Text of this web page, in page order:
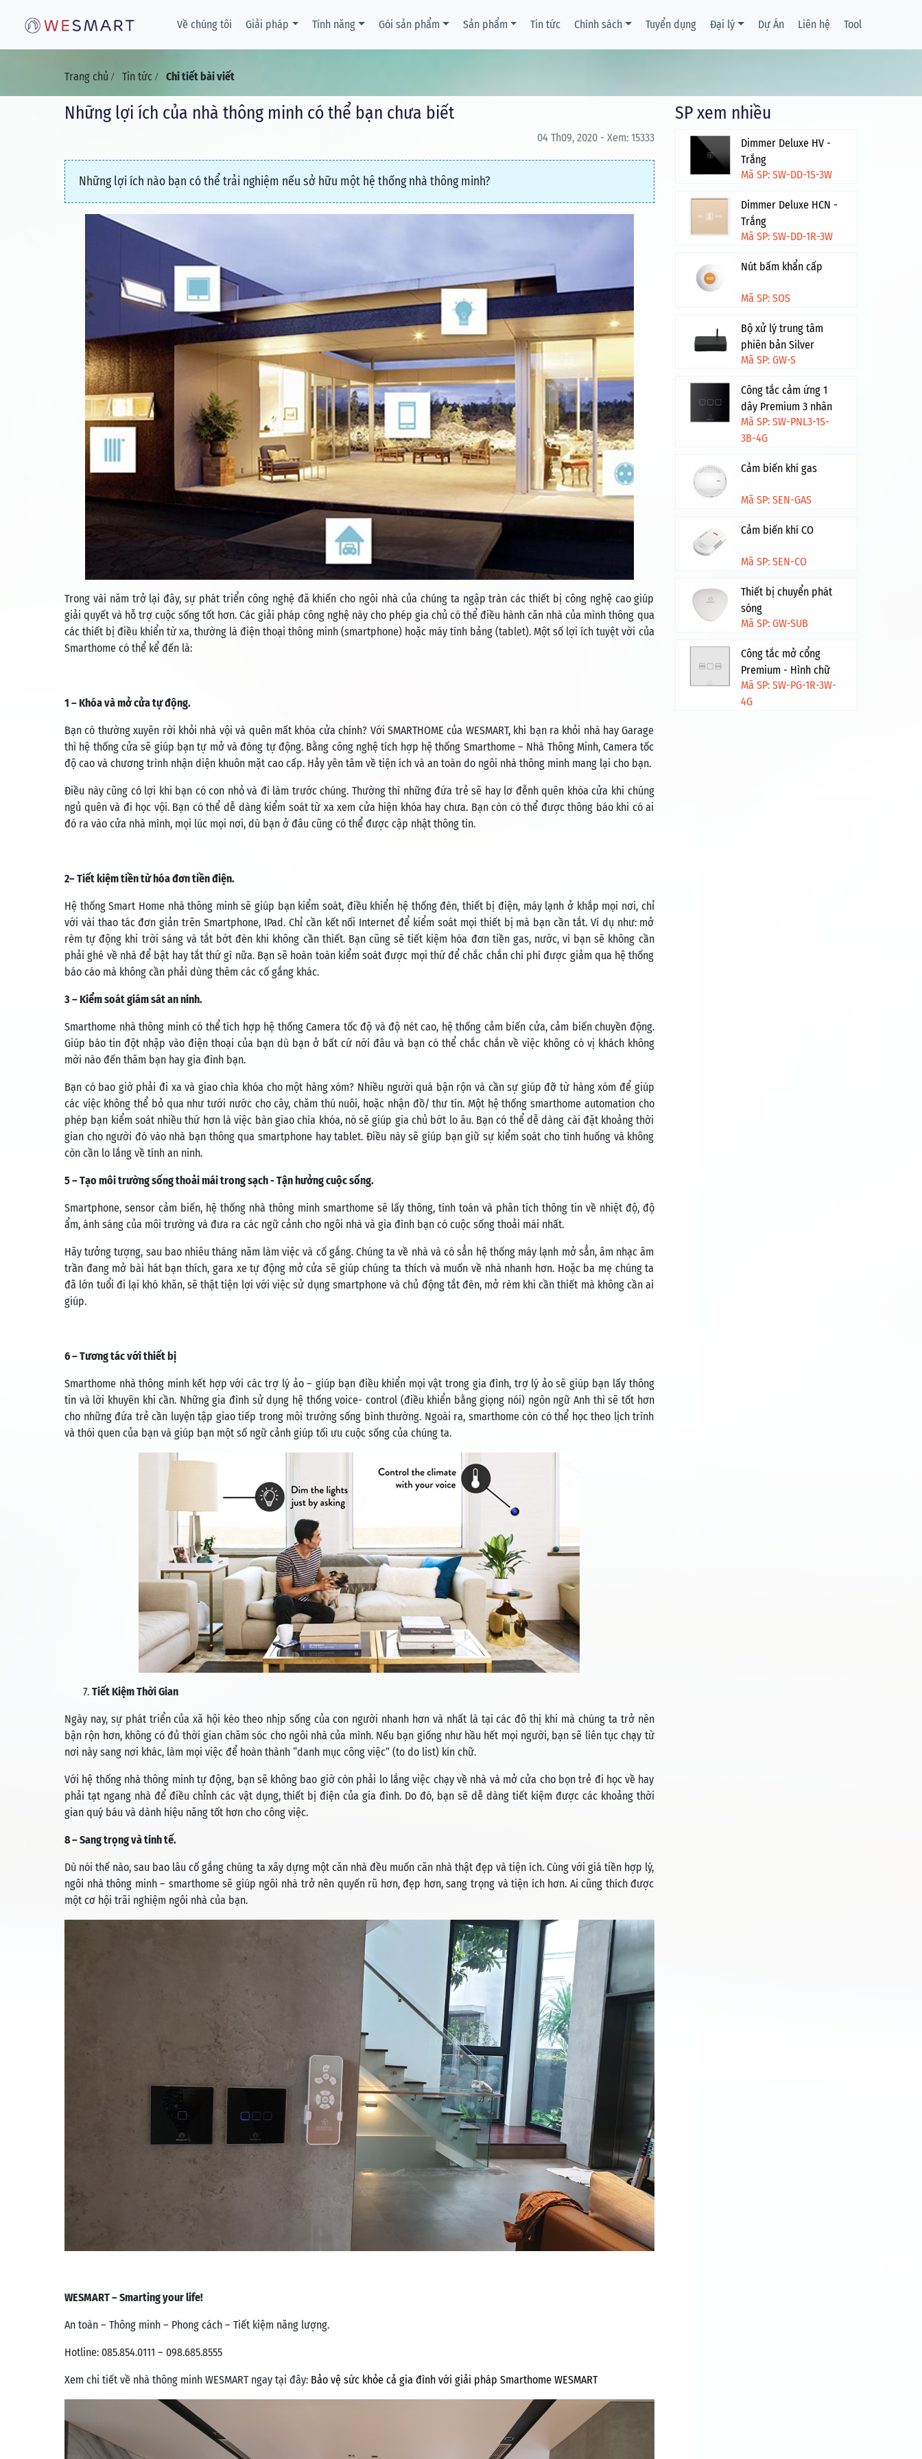
Về chúng tôi Giải pháp Tính năng Gói sản phẩm Sản phẩm Tin tức Chính sách Tuyển dụng Đại lý Dự Án Liên hệ Tool
Trang chủ / Tin tức / Chi tiết bài viết
Những lợi ích của nhà thông minh có thể bạn chưa biết
04 Th09, 2020 - Xem: 15333
Những lợi ích nào bạn có thể trải nghiệm nếu sở hữu một hệ thống nhà thông minh?
Trong vài năm trở lại đây, sự phát triển công nghệ đã khiến cho ngôi nhà của chúng ta ngập tràn các thiết bị công nghệ cao giúp
giải quyết và hỗ trợ cuộc sống tốt hơn. Các giải pháp công nghệ này cho phép gia chủ có thể điều hành căn nhà của mình thông qua
các thiết bị điều khiển từ xa, thường là điện thoại thông minh (smartphone) hoặc máy tính bảng (tablet). Một số lợi ích tuyệt vời của
Smarthome có thể kể đến là:
1 – Khóa và mở cửa tự động.
Bạn có thường xuyên rời khỏi nhà vội và quên mất khóa cửa chính? Với SMARTHOME của WESMART, khi bạn ra khỏi nhà hay Garage
thì hệ thống cửa sẽ giúp bạn tự mở và đóng tự động. Bằng công nghệ tích hợp hệ thống Smarthome – Nhà Thông Minh, Camera tốc
độ cao và chương trình nhận diện khuôn mặt cao cấp. Hảy yên tâm về tiện ích và an toàn do ngôi nhà thông minh mang lại cho bạn.
Điều này cũng có lợi khi bạn có con nhỏ và đi làm trước chúng. Thường thì những đứa trẻ sẽ hay lơ đễnh quên khóa cửa khi chúng
ngủ quên và đi học vội. Bạn có thể dễ dàng kiểm soát từ xa xem cửa hiện khóa hay chưa. Bạn còn có thể được thông báo khi có ai
đó ra vào cửa nhà mình, mọi lúc mọi nơi, dù bạn ở đâu cũng có thể được cập nhật thông tin.
2– Tiết kiệm tiền từ hóa đơn tiền điện.
Hệ thống Smart Home nhà thông minh sẽ giúp bạn kiểm soát, điều khiển hệ thống đèn, thiết bị điện, máy lạnh ở khắp mọi nơi, chỉ
với vài thao tác đơn giản trên Smartphone, IPad. Chỉ cần kết nối Internet để kiểm soát mọi thiết bị mà bạn cần tắt. Ví dụ như: mở
rèm tự động khi trời sáng và tắt bớt đèn khi không cần thiết. Bạn cũng sẽ tiết kiệm hóa đơn tiền gas, nước, vì bạn sẽ không cần
phải ghé về nhà để bật hay tắt thứ gì nữa. Bạn sẽ hoàn toàn kiểm soát được mọi thứ để chắc chắn chi phí được giảm qua hệ thống
báo cáo mà không cần phải dùng thêm các cố gắng khác.
3 – Kiểm soát giám sát an ninh.
Smarthome nhà thông minh có thể tích hợp hệ thống Camera tốc độ và độ nét cao, hệ thống cảm biến cửa, cảm biến chuyền động.
Giúp báo tin đột nhập vào điện thoại của bạn dù bạn ở bất cứ nới đâu và bạn có thể chắc chắn về việc không có vị khách không
mời nào đến thăm bạn hay gia đình bạn.
Bạn có bao giờ phải đi xa và giao chìa khóa cho một hàng xóm? Nhiều người quá bận rộn và cần sự giúp đỡ từ hàng xóm để giúp
các việc không thể bỏ qua như tưới nước cho cây, chăm thú nuôi, hoặc nhận đồ/ thư tín. Một hệ thống smarthome automation cho
phép bạn kiểm soát nhiều thứ hơn là việc bàn giao chìa khóa, nó sẽ giúp gia chủ bớt lo âu. Bạn có thể dễ dàng cài đặt khoảng thời
gian cho người đó vào nhà bạn thông qua smartphone hay tablet. Điều này sẽ giúp bạn giữ sự kiểm soát cho tình huống và không
còn cần lo lắng về tính an ninh.
5 – Tạo môi trường sống thoải mái trong sạch - Tận hưởng cuộc sống.
Smartphone, sensor cảm biến, hệ thống nhà thông minh smarthome sẽ lấy thông, tính toán và phân tích thông tin về nhiệt độ, độ
ẩm, ánh sáng của môi trường và đưa ra các ngữ cảnh cho ngôi nhà và gia đình bạn có cuộc sống thoải mái nhất.
Hãy tưởng tượng, sau bao nhiêu tháng năm làm việc và cố gắng. Chúng ta về nhà và có sẳn hệ thống máy lạnh mở sẳn, âm nhạc âm
trần đang mở bài hát bạn thích, gara xe tự động mở cửa sẽ giúp chúng ta thích và muốn về nhà nhanh hơn. Hoặc ba mẹ chúng ta
đã lớn tuổi đi lại khó khăn, sẽ thật tiện lợi với việc sử dụng smartphone và chủ động tắt đèn, mở rèm khi cần thiết mà không cần ai
giúp.
6 – Tương tác với thiết bị
Smarthome nhà thông minh kết hợp với các trợ lý ảo – giúp bạn điều khiển mọi vật trong gia đình, trợ lý ảo sẽ giúp bạn lấy thông
tin và lời khuyên khi cần. Những gia đình sử dụng hệ thống voice- control (điều khiển bằng giọng nói) ngôn ngữ Anh thì sẽ tốt hơn
cho những đứa trẻ cần luyện tập giao tiếp trong môi trường sống bình thường. Ngoài ra, smarthome còn có thể học theo lịch trình
và thói quen của bạn và giúp bạn một số ngữ cảnh giúp tối ưu cuộc sống của chúng ta.
Tiết Kiệm Thời Gian
Ngày nay, sự phát triển của xã hội kéo theo nhịp sống của con người nhanh hơn và nhất là tại các đô thị khi mà chúng ta trở nên
bận rộn hơn, không có đủ thời gian chăm sóc cho ngôi nhà của mình. Nếu bạn giống như hầu hết mọi người, bạn sẽ liên tục chạy từ
nơi này sang nơi khác, làm mọi việc để hoàn thành “danh mục công việc” (to do list) kín chữ.
Với hệ thống nhà thông minh tự động, bạn sẽ không bao giờ còn phải lo lắng việc chạy về nhà và mở cửa cho bọn trẻ đi học về hay
phải tạt ngang nhà để điều chỉnh các vật dụng, thiết bị điện của gia đình. Do đó, bạn sẽ dễ dàng tiết kiệm được các khoảng thời
gian quý báu và dành hiệu năng tốt hơn cho công việc.
8 – Sang trọng và tinh tế.
Dù nói thế nào, sau bao lâu cố gắng chúng ta xây dựng một căn nhà đều muốn căn nhà thật đẹp và tiện ích. Cùng với giá tiền hợp lý,
ngôi nhà thông minh – smarthome sẽ giúp ngôi nhà trở nên quyến rũ hơn, đẹp hơn, sang trọng và tiện ích hơn. Ai cũng thích được
một cơ hội trãi nghiệm ngôi nhà của bạn.
WESMART – Smarting your life!
An toàn – Thông minh – Phong cách – Tiết kiệm năng lượng.
Hotline: 085.854.0111 – 098.685.8555
Xem chi tiết về nhà thông minh WESMART ngay tại đây: Bảo vệ sức khỏe cả gia đình với giải pháp Smarthome WESMART
SP xem nhiều
Dimmer Deluxe HV -
Trắng
Mã SP: SW-DD-1S-3W
Dimmer Deluxe HCN -
Trắng
Mã SP: SW-DD-1R-3W
Nút bấm khẩn cấp
Mã SP: SOS
Bộ xử lý trung tâm
phiên bản Silver
Mã SP: GW-S
Công tắc cảm ứng 1
dây Premium 3 nhân
HV - Đen viền vàng
Mã SP: SW-PNL3-1S-
3B-4G
Cảm biến khí gas
Mã SP: SEN-GAS
Cảm biến khí CO
Mã SP: SEN-CO
Thiết bị chuyển phát
sóng
Mã SP: GW-SUB
Công tắc mở cổng
Premium - Hình chữ
nhật - Trắng viền vàng
Mã SP: SW-PG-1R-3W-
4G